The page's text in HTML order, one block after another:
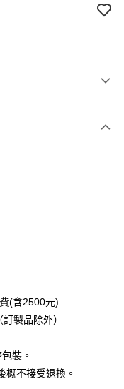
(含2500元)
製品除外）
裝。
概不接受退換。